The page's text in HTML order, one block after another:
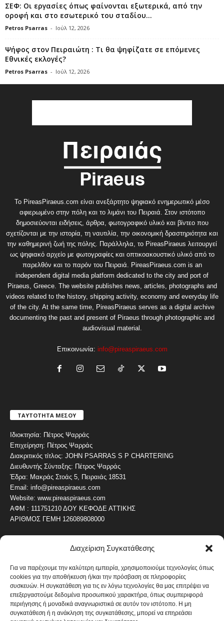
Διαχείριση Συγκατάθεσης
Για να παρέχουμε την καλύτερη εμπειρία, χρησιμοποιούμε τεχνολογίες όπως
cookies για την αποθήκευση ή/και την πρόσβαση σε πληροφορίες
συσκευών. Η συγκατάθεση για τις εν λόγω τεχνολογίες θα μας επιτρέψει να
επεξεργαστούμε δεδομένα προσωπικού χαρακτήρα, όπως συμπεριφορά
περιήγησης ή μοναδικά αναγνωριστικά σε αυτόν τον ιστότοπο. Η μη
συγκατάθεση ή η ανάκληση της συγκατάθεσης, μπορεί να επηρεάσει
ΣΕΦ: Οι εργασίες όπως φαίνονται εξωτερικά, από την
οροφή και στο εσωτερικό του σταδίου...
Petros Psarras - Ιούλ 12, 2026
Ψήφος στον Πειραιώτη : Τι θα ψηφίζατε σε επόμενες
Εθνικές εκλογές?
Petros Psarras - Ιούλ 12, 2026
Το PireasPiraeus.com είναι ανεξάρτητο ψηφιακό ενημερωτικό μέσο
αφιερωμένο στην πόλη και το λιμάνι του Πειραιά. Στον ιστότοπο
δημοσιεύονται ειδήσεις, άρθρα, φωτογραφικό υλικό και βίντεο που
σχετίζονται με την ιστορία, τη ναυτιλία, την οικονομική δραστηριότητα και
την καθημερινή ζωή της πόλης. Παράλληλα, το PireasPiraeus λειτουργεί
ως ψηφιακό αρχείο με φωτογραφίες και οπτικοακουστικό υλικό από το
παρελθόν και το παρόν του Πειραιά. PireasPiraeus.com is an
independent digital media platform dedicated to the city and port of
Piraeus, Greece. The website publishes news, articles, photographs and
videos related to the history, shipping activity, economy and everyday life
of the city. At the same time, PireasPiraeus serves as a digital archive
documenting the past and present of Piraeus through photographic and
audiovisual material.
Επικοινωνία: info@pireaspiraeus.com
ΤΑΥΤΟΤΗΤΑ ΜΕΣΟΥ
Ιδιοκτησία: Πέτρος Ψαρράς
Επιχείρηση: Πέτρος Ψαρράς
Διακριτικός τίτλος: JOHN PSARRAS S P CHARTERING
Διευθυντής Σύνταξης: Πέτρος Ψαρράς
Έδρα: Μακράς Στοάς 5, Πειραιάς 18531
Email: info@pireaspiraeus.com
Website: www.pireaspiraeus.com
ΑΦΜ : 111751210 ΔΟΥ ΚΕΦΟΔΕ ΑΤΤΙΚΗΣ
ΑΡΙΘΜΟΣ ΓΕΜΗ 126089808000
ΔΗΜΟΦΙΛΗ ΚΑΤΗΓΟΡΙΑ
ΝΕΑ ΤΟΥ ΠΕΙΡΑΙΑ 4487
ΟΛΥΜΠΙΑΚΟΣ
ΑΛΛΑ ΚΟΙΝΩΝΙΚΑ
ΕΙΔΗΣΕΙΣ ΝΑΥΤΙΛΙΑ